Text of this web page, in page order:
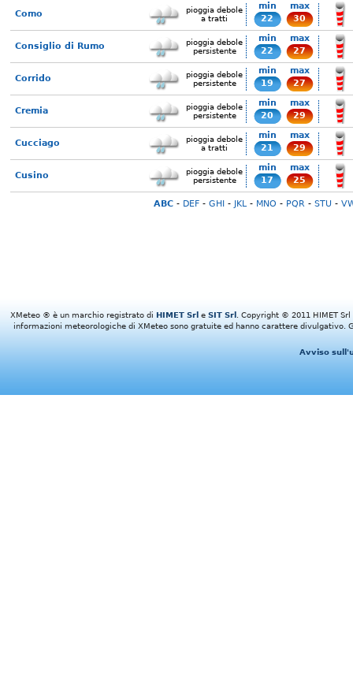
Como
pioggia debole
a tratti
min
22
max
30
Consiglio di Rumo
pioggia debole
persistente
min
22
max
27
Corrido
pioggia debole
persistente
min
19
max
27
Cremia
pioggia debole
persistente
min
20
max
29
Cucciago
pioggia debole
a tratti
min
21
max
29
Cusino
pioggia debole
persistente
min
17
max
25
ABC- DEF- GHI- JKL- MNO - PQR - STU -
XMeteo ® è un marchio registrato di HIMET Srl e SIT Srl
. Copyright © 2011 HIMET
informazioni meteorologiche di XMeteo sono gratuite ed hanno carattere divulgativo.
Avviso